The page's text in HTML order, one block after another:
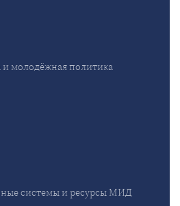
и молодёжная политика
системы и ресурсы МИД